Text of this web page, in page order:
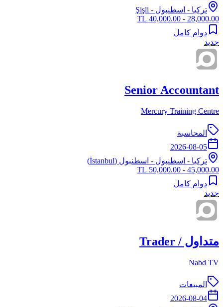
تركيا - اسطنبول - Şişli
28,000.00 - 40,000.00 TL
دوام كامل
جديد
Senior Accountant
Mercury Training Centre
المحاسبة
2026-08-05
تركيا - اسطنبول - اسطنبول (İstanbul)
45,000.00 - 50,000.00 TL
دوام كامل
جديد
متداول / Trader
Nabd TV
المبيعات
2026-08-04